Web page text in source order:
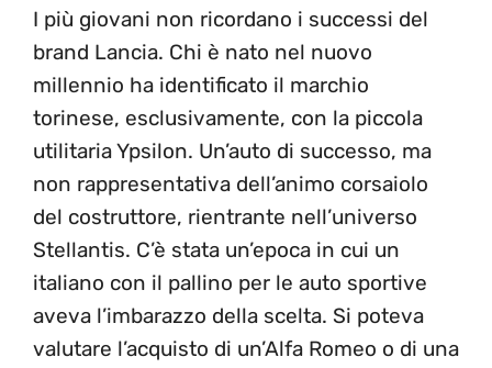
I più giovani non ricordano i successi del
brand Lancia. Chi è nato nel nuovo
millennio ha identificato il marchio
torinese, esclusivamente, con la piccola
utilitaria Ypsilon. Un’auto di successo, ma
non rappresentativa dell’animo corsaiolo
del costruttore, rientrante nell’universo
Stellantis. C’è stata un’epoca in cui un
italiano con il pallino per le auto sportive
aveva l’imbarazzo della scelta. Si poteva
valutare l’acquisto di un’Alfa Romeo o di una